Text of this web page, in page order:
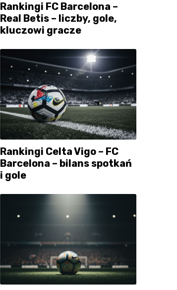
Rankingi FC Barcelona –
Real Betis – liczby, gole,
kluczowi gracze
Rankingi Celta Vigo – FC
Barcelona – bilans spotkań
i gole